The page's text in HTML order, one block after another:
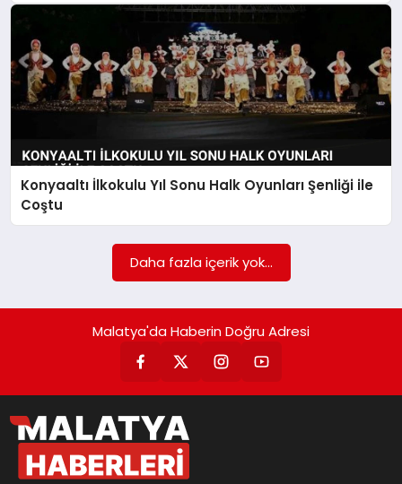
Konyaaltı İlkokulu Yıl Sonu Halk Oyunları Şenliği ile
Coştu
Daha fazla içerik yok...
Malatya'da Haberin Doğru Adresi